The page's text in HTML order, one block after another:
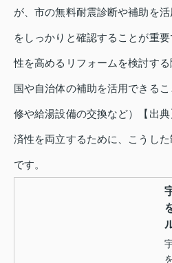
が、市の無料耐震診断や補助を
をしっかりと確認することが重
性を高めるリフォームを検討す
国や自治体の補助を活用できる
修や給湯設備の交換など）【出
済性を両立するために、こうし
です。